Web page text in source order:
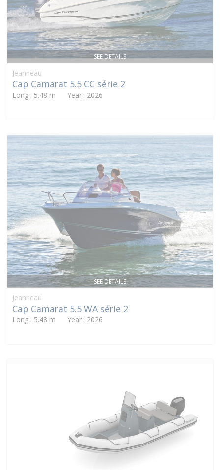
SEE DETAILS
Jeanneau
Cap Camarat 5.5 CC série 2
Long : 5.48 m Year : 2026
SEE DETAILS
Jeanneau
Cap Camarat 5.5 WA série 2
Long : 5.48 m Year : 2026